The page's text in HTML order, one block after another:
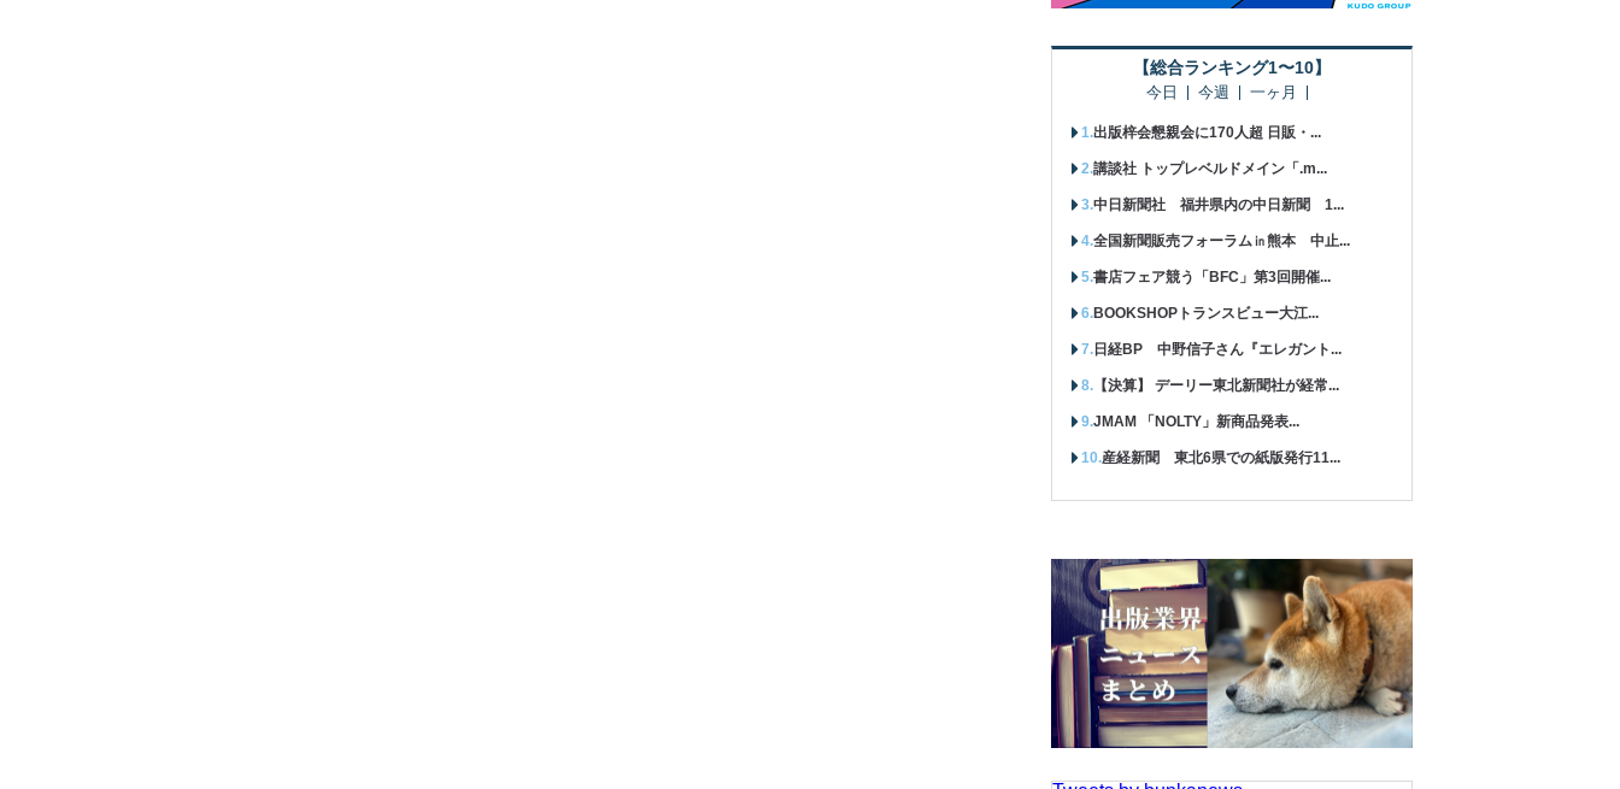
【総合ランキング1〜10】
今日 今週 一ヶ月
出版梓会懇親会に170人超 日販・...
講談社 トップレベルドメイン「.m...
中日新聞社 福井県内の中日新聞 1...
全国新聞販売フォーラム㏌熊本 中止...
書店フェア競う「BFC」第3回開催...
BOOKSHOPトランスビュー大江...
日経BP 中野信子さん『エレガント...
【決算】 デーリー東北新聞社が経常...
JMAM 「NOLTY」新商品発表...
産経新聞 東北6県での紙版発行11...